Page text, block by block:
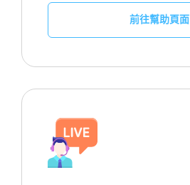
前往幫助頁面